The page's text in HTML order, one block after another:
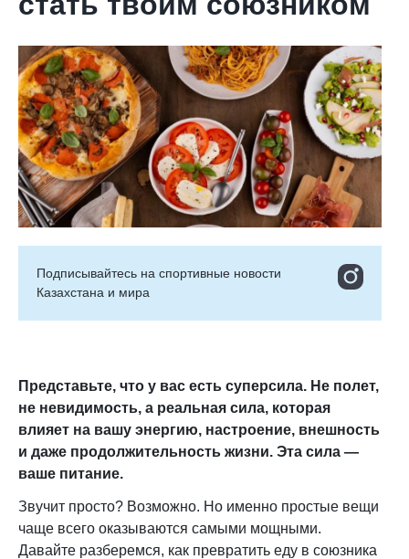
Подписывайтесь на cпортивные новости
Казахстана и мира
Представьте, что у вас есть суперсила. Не полет,
не невидимость, а реальная сила, которая
влияет на вашу энергию, настроение, внешность
и даже продолжительность жизни. Эта сила —
ваше питание.
Звучит просто? Возможно. Но именно простые вещи
чаще всего оказываются самыми мощными.
Давайте разберемся, как превратить еду в союзника